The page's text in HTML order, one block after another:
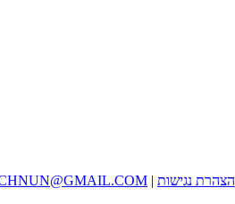
הצהרת נגישות |